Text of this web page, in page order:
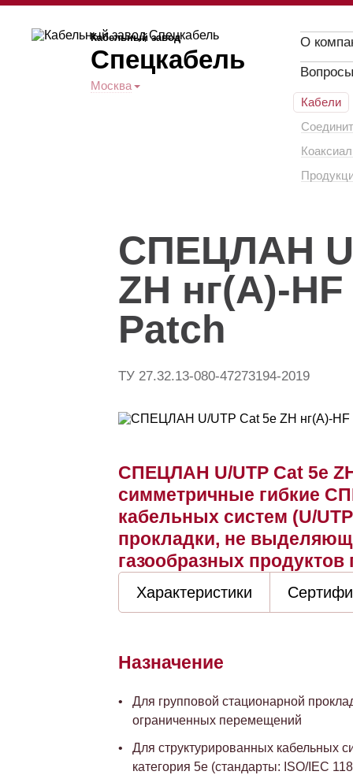
Кабельный завод
Спецкабель
Москва
О
Кабели
СПЕЦЛАН
ZH нг(А)-
Patch
ТУ 27.32.13-080-47273194-2019
СПЕЦЛАН U/UTP Cat 5e
симметричные гибкие
кабельных систем (U/
прокладки, не
газообразных
Характеристики
Назначение
Для групповой стационарной
ограниченных перемещений
Для структурированных кабельных
категория 5e (стандарты: ISO/IEC